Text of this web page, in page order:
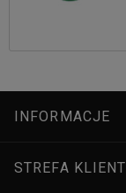
INFORMACJE
STREFA